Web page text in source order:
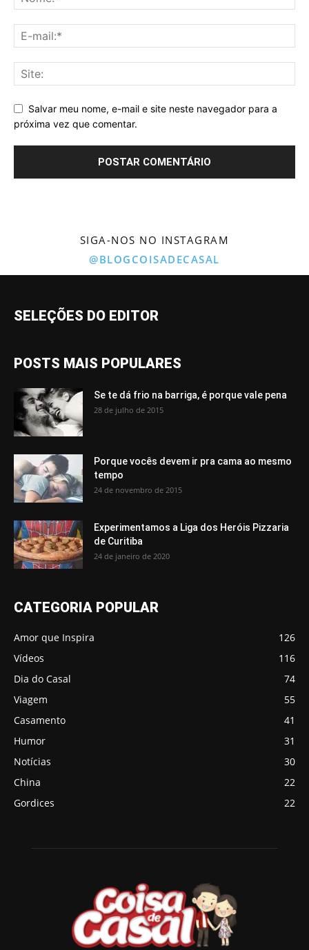
Salvar meu nome, e-mail e site neste navegador para a
próxima vez que comentar.
SIGA-NOS NO INSTAGRAM
@BLOGCOISADECASAL
SELEÇÕES DO EDITOR
POSTS MAIS POPULARES
Se te dá frio na barriga, é porque vale pena
28 de julho de 2015
Porque vocês devem ir pra cama ao mesmo
tempo
24 de novembro de 2015
Experimentamos a Liga dos Heróis Pizzaria
de Curitiba
24 de janeiro de 2020
CATEGORIA POPULAR
Amor que Inspira
126
Vídeos
116
Dia do Casal
74
Viagem
55
Casamento
41
Humor
31
Notícias
30
China
22
Gordices
22